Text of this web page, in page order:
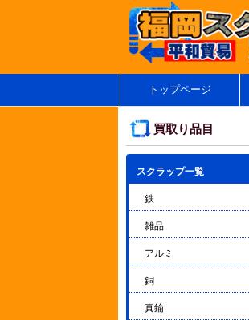
トップページ
買取り品目
スクラップ一覧
鉄
雑品
アルミ
銅
真鍮